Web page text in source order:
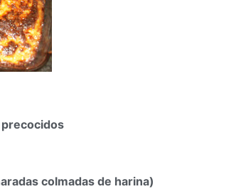
precocidos
colmadas de harina)